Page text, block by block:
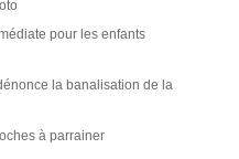
pour les enfants
la banalisation de la
à parrainer